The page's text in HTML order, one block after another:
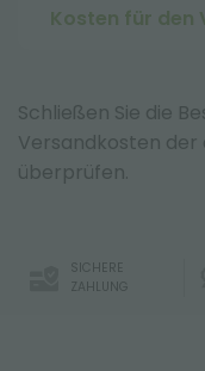
Kosten für den
Schließen Sie die
Versandkosten der
überprüfen.
SICHERE
ZAHLUNG